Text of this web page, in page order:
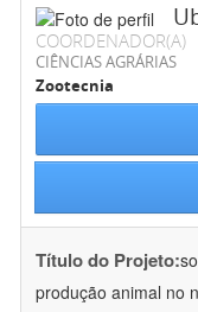
COORDENADOR(A)
CIÊNCIAS AGRÁRIAS
Zootecnia
Título do Projeto:
produção animal no